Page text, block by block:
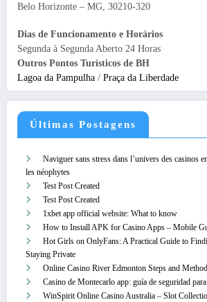
Belo Horizonte – MG, 30210-320
Dias de Funcionamento e Horários
Segunda à Segunda Aberto 24 Horas
Outros Pontos Turísticos de BH
Lagoa da Pampulha / Praça da Liberdade
Últimas Postagens
Naviguer sans stress dans l’univers des casinos
les néophytes
Test Post Created
Test Post Created
1xbet app official website: What to know
How to Install APK for Casino Apps – Mobile
Hot Girls on OnlyFans: A Practical Guide to
Staying Private
Online Casino River Edmonton Steps and
Casino de Montecarlo app: guía de seguridad
WinSpirit Online Casino Australia – Slot